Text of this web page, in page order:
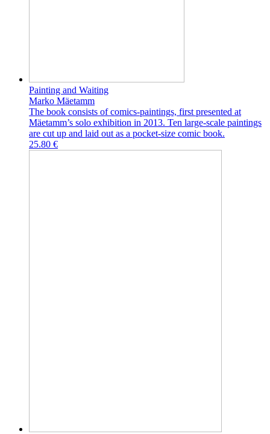
Painting and Waiting
Marko Mäetamm
The book consists of comics-paintings, first presented at
Mäetamm’s solo exhibition in 2013. Ten large-scale paintings
are cut up and laid out as a pocket-size comic book.
25.80 €